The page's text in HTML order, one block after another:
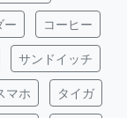
ー コーヒー
サンドイッチ
マホ タイガ